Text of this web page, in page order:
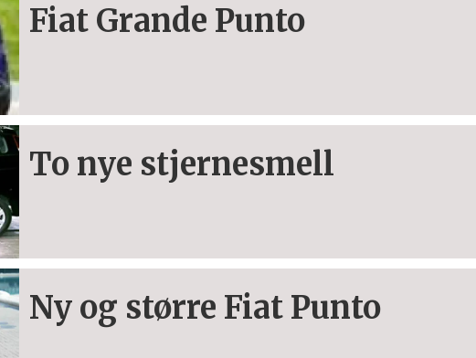
Fiat Grande Punto
To nye stjernesmell
Ny og større Fiat Punto